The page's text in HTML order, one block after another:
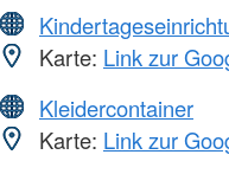
Karte: Link zur
Kleidercontainer
Karte: Link zur